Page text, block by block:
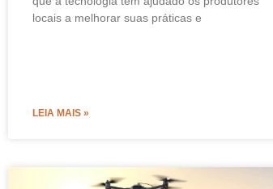
locais a melhorar suas práticas e
LEIA MAIS »